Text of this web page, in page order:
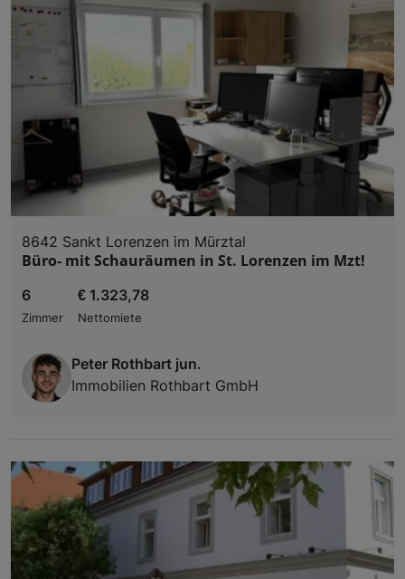
8642 Sankt Lorenzen im Mürztal
Büro- mit Schauräumen in St. Lorenzen im Mzt!
6
Zimmer
€ 1.323,78
Nettomiete
Peter Rothbart jun.
Immobilien Rothbart GmbH